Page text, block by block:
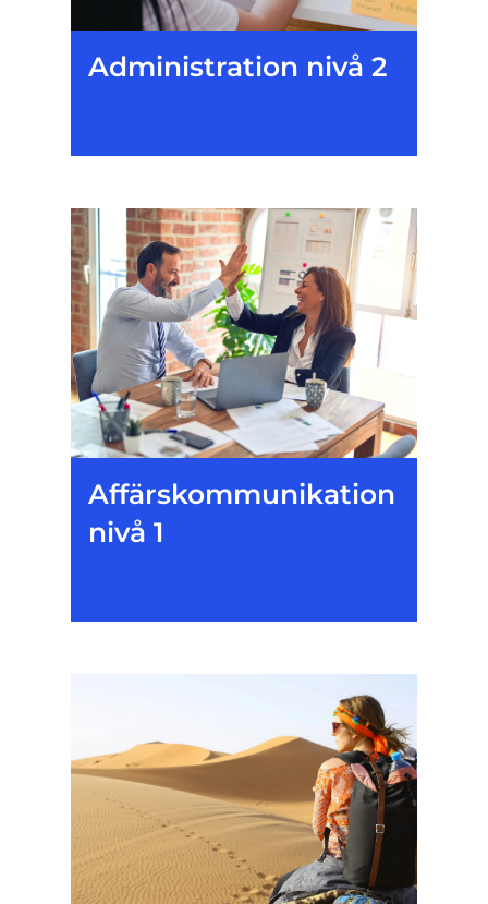
Administration nivå 2
Affärskommunikation
nivå 1